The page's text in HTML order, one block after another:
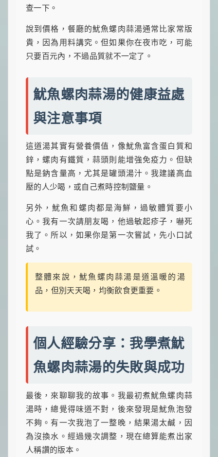
查一下。
說到價格，餐廳的魷魚螺肉蒜湯通常比家常版
貴，因為用料講究。但如果你在夜市吃，可能
只要百元內，不過品質就不一定了。
魷魚螺肉蒜湯的健康益處
與注意事項
這道湯其實有營養價值，像魷魚富含蛋白質和
鋅，螺肉有鐵質，蒜頭則能增強免疫力。但缺
點是鈉含量高，尤其是罐頭湯汁。我建議高血
壓的人少喝，或自己煮時控制鹽量。
另外，魷魚和螺肉都是海鮮，過敏體質要小
心。我有一次請朋友喝，他過敏起疹子，嚇死
我了。所以，如果你是第一次嘗試，先小口試
試。
整體來說，魷魚螺肉蒜湯是道溫暖的湯
品，但別天天喝，均衡飲食更重要。
個人經驗分享：我學煮魷
魚螺肉蒜湯的失敗與成功
最後，來聊聊我的故事。我最初煮魷魚螺肉蒜
湯時，總覺得味道不對，後來發現是魷魚泡發
不夠。有一次我泡了一整晚，結果湯太鹹，因
為沒換水。經過幾次調整，現在總算能煮出家
人稱讚的版本。